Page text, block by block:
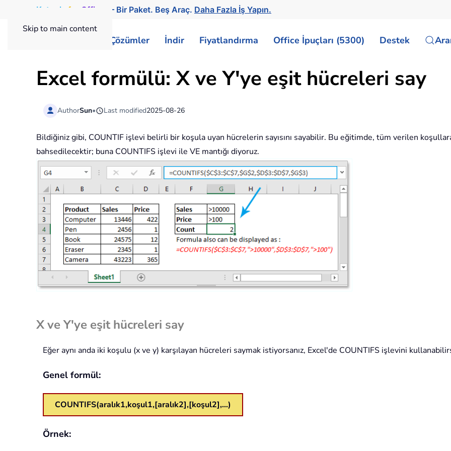
Skip to main content
Kutools for Office — Bir Paket. Beş Araç.Daha Fazla İş Yapın.
Çözümler İndir Fiyatlandırma Office İpuçları (5300) Destek
Excel formülü: X ve Y'ye eşit hücreleri say
AuthorSun• Last modified2025-08-26
Bildiğiniz gibi, COUNTIF işlevi belirli bir koşula uyan hücrelerin sayısını sayabilir. Bu eğitimde, tüm verilen
bahsedilecektir; buna COUNTIFS işlevi ile VE mantığı diyoruz.
X ve Y'ye eşit hücreleri say
Eğer aynı anda iki koşulu (x ve y) karşılayan hücreleri saymak istiyorsanız, Excel'de COUNTIFS işlevini
Genel formül:
COUNTIFS(aralık1,koşul1,[aralık2],[koşul2],…)
Örnek: